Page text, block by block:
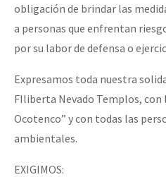
COVID-19
Eventos
Contacto
obligación de brindar las
a personas que enfrentan
por su labor de defensa o
Expresamos toda nuestra
FIliberta Nevado Templos, con
Ocotenco” y con todas las
ambientales.
EXIGIMOS: